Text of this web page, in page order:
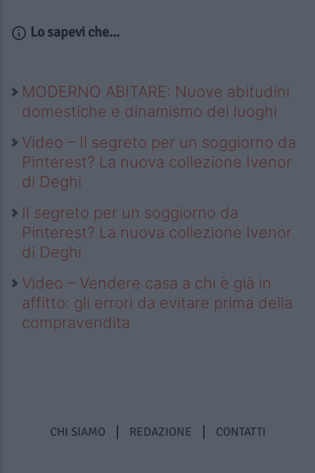
Lo sapevi che...
MODERNO ABITARE: Nuove abitudini
domestiche e dinamismo dei luoghi
Video – Il segreto per un soggiorno da
Pinterest? La nuova collezione Ivenor
di Deghi
Il segreto per un soggiorno da
Pinterest? La nuova collezione Ivenor
di Deghi
Video – Vendere casa a chi è già in
affitto: gli errori da evitare prima della
compravendita
CHI SIAMO REDAZIONE CONTATTI